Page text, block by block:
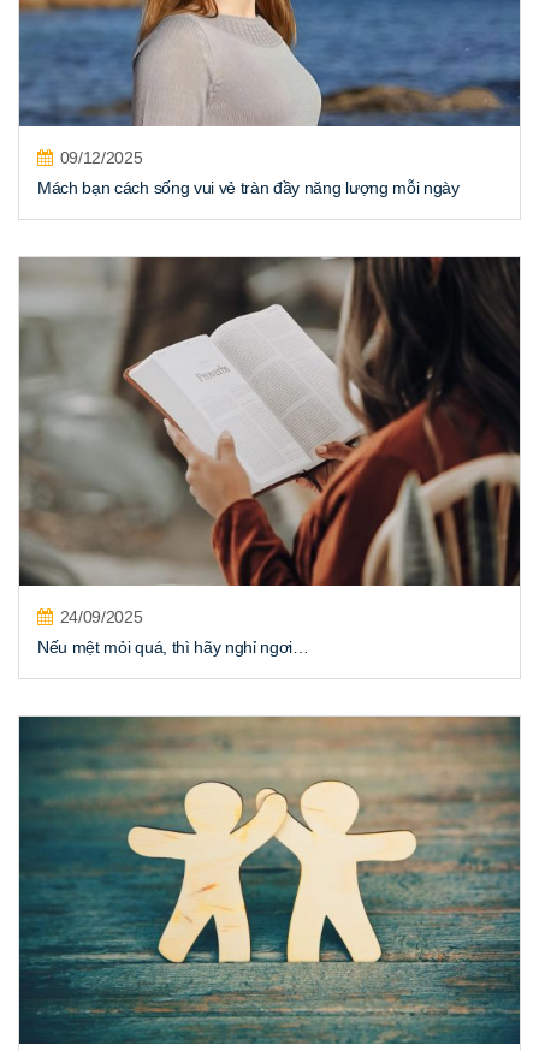
09/12/2025
Mách bạn cách sống vui vẻ tràn đầy năng lượng mỗi ngày
24/09/2025
Nếu mệt mỏi quá, thì hãy nghỉ ngơi…